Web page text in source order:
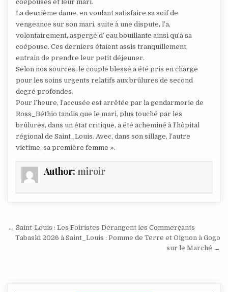
coépouses et leur mari.
La deuxième dame, en voulant satisfaire sa soif de
vengeance sur son mari, suite à une dispute, l’a,
volontairement, aspergé d’ eau bouillante ainsi qu’à sa
coépouse. Ces derniers étaient assis tranquillement,
entrain de prendre leur petit déjeuner.
Selon nos sources, le couple blessé a été pris en charge
pour les soins urgents relatifs aux brûlures de second
degré profondes.
Pour l’heure, l’accusée est arrêtée par la gendarmerie de
Ross_Béthio tandis que le mari, plus touché par les
brûlures, dans un état critique, a été acheminé à l’hôpital
régional de Saint_Louis. Avec, dans son sillage, l’autre
victime, sa première femme ».
Author: miroir
Navigation
de
← Saint-Louis : Les Foiristes Dérangent les Commerçants
Tabaski 2026 à Saint_Louis : Pomme de Terre et Oignon à Gogo
sur le Marché →